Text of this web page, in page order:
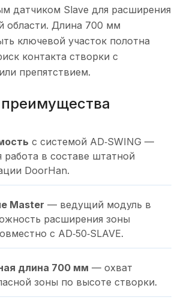
датчиком Slave для расширения
области. Длина 700 мм
ключевой участок полотна
контакта створки с
препятствием.
с системой AD‑SWING —
работа в составе штатной
DoorHan.
Master — ведущий модуль в
расширения зоны
с AD‑50‑SLAVE.
длина 700 мм — охват
зоны по высоте створки.